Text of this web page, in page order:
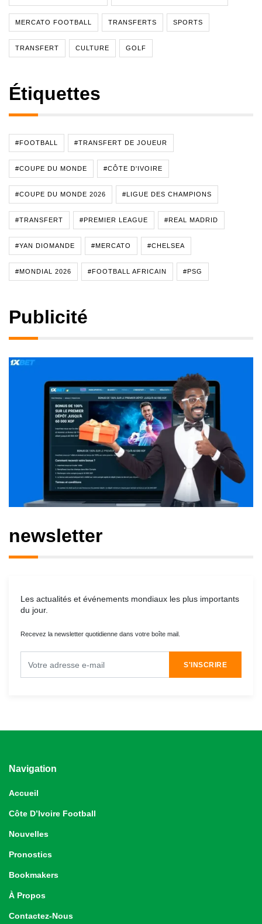
MERCATO FOOTBALL TRANSFERTS SPORTS
TRANSFERT CULTURE GOLF
Étiquettes
#FOOTBALL #TRANSFERT DE JOUEUR
#COUPE DU MONDE #CÔTE D'IVOIRE
#COUPE DU MONDE 2026 #LIGUE DES CHAMPIONS
#TRANSFERT #PREMIER LEAGUE #REAL MADRID
#YAN DIOMANDE #MERCATO #CHELSEA
#MONDIAL 2026 #FOOTBALL AFRICAIN #PSG
Publicité
newsletter
Les actualités et événements mondiaux les plus importants
du jour.
Recevez la newsletter quotidienne dans votre boîte mail.
S'INSCRIRE
Navigation
Accueil
Côte D’Ivoire Football
Nouvelles
Pronostics
Bookmakers
À Propos
Contactez-Nous